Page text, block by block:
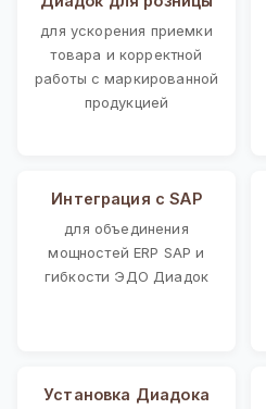
для ускорения приемки
товара и корректной
работы с маркированной
продукцией
Интеграция с SAP
для объединения
мощностей ERP SAP и
гибкости ЭДО Диадок
Установка Диадока